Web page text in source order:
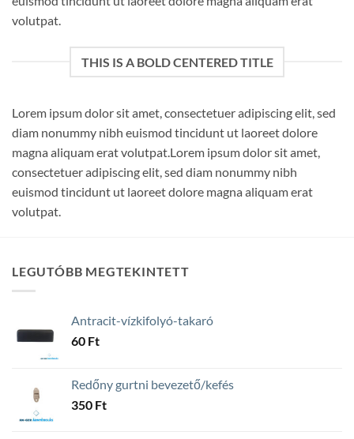
volutpat.
THIS IS A BOLD CENTERED TITLE
Lorem ipsum dolor sit amet, consectetuer adipiscing elit, sed
diam nonummy nibh euismod tincidunt ut laoreet dolore
magna aliquam erat volutpat.Lorem ipsum dolor sit amet,
consectetuer adipiscing elit, sed diam nonummy nibh
euismod tincidunt ut laoreet dolore magna aliquam erat
volutpat.
LEGUTÓBB MEGTEKINTETT
Antracit-vízkifolyó-takaró
60 Ft
Redőny gurtni bevezető/kefés
350 Ft